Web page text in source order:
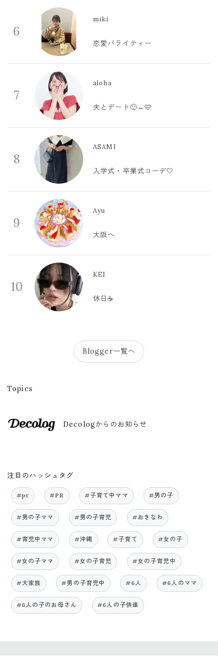
6
miki
恋愛バライティー
7
aloha
夫とデート🙂‍↔️🩷
8
ASAMI
入学式・卒業式コーデ🤍
9
Ayu
大阪へ
10
KEI
休日☕️
Blogger一覧へ
Topics
Decologからのお知らせ
注目のハッシュタグ
#pr #PR #子育て中ママ #男の子
#男の子ママ #男の子育児 #おきなわ
#育児中ママ #沖縄 #子育て #女の子
#女の子ママ #女の子育児 #女の子育児中
#大家族 #男の子育児中 #6人 #6人のママ
#6人の子のお母さん #6人の子供達